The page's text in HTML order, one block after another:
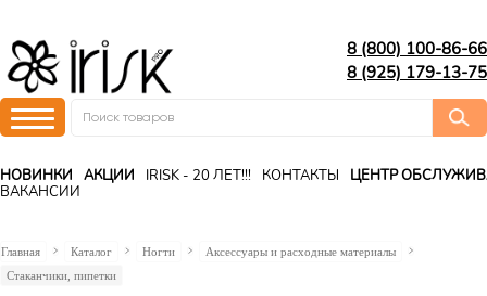
8 (800) 100-86-66
8 (925) 179-13-75
НОВИНКИ АКЦИИ IRISK - 20 ЛЕТ!!! КОНТАКТЫ
ЦЕНТР
ВАКАНСИИ
Главная Каталог Ногти
Аксессуары и расходные материалы
Cтаканчики, пипетки